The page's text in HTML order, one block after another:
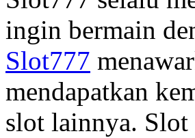
ingin bermain
Slot777
mendapatkan
slot lainnya. Slot